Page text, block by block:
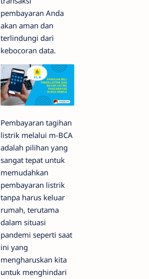
pembayaran Anda
akan aman dan
terlindungi dari
kebocoran data.
Pembayaran tagihan
listrik melalui m-BCA
adalah pilihan yang
sangat tepat untuk
memudahkan
pembayaran listrik
tanpa harus keluar
rumah, terutama
dalam situasi
pandemi seperti saat
ini yang
mengharuskan kita
untuk menghindari